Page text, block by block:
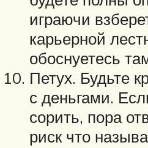
играючи
карьерной
обоснуетесь
Петух. Будьте
с деньгами.
сорить, пора
риск что